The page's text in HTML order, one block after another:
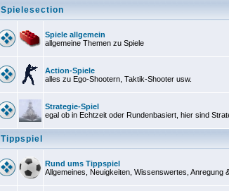
Spielesection
Spiele allgemein
allgemeine Themen zu Spiele
Action-Spiele
alles zu Ego-Shootern, Taktik-Shooter usw.
Strategie-Spiel
egal ob in Echtzeit oder Rundenbasiert, hier sind
Tippspiel
Rund ums Tippspiel
Allgemeines, Neuigkeiten, Wissenswertes, Anregung